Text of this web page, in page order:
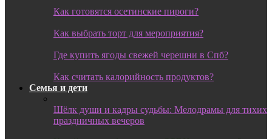
Как готовятся осетинские пироги?
Как выбрать торт для мероприятия?
Где купить ягоды свежей черешни в Спб?
Как считать калорийность продуктов?
Семья и дети
Шёлк души и кадры судьбы: Мелодрамы для тихих
праздничных вечеров